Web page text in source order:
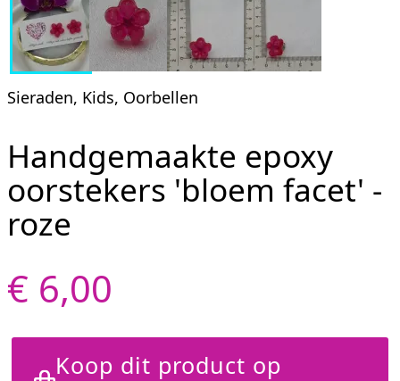
Sieraden, Kids, Oorbellen
Handgemaakte epoxy
oorstekers 'bloem facet' -
roze
€ 6,00
Koop dit product op